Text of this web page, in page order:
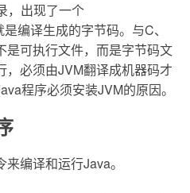
，出现了一个
编译生成的字节码。与C、
是可执行文件，而是字节码文
必须由JVM翻译成机器码才
程序必须安装JVM的原因。
编译和运行Java。